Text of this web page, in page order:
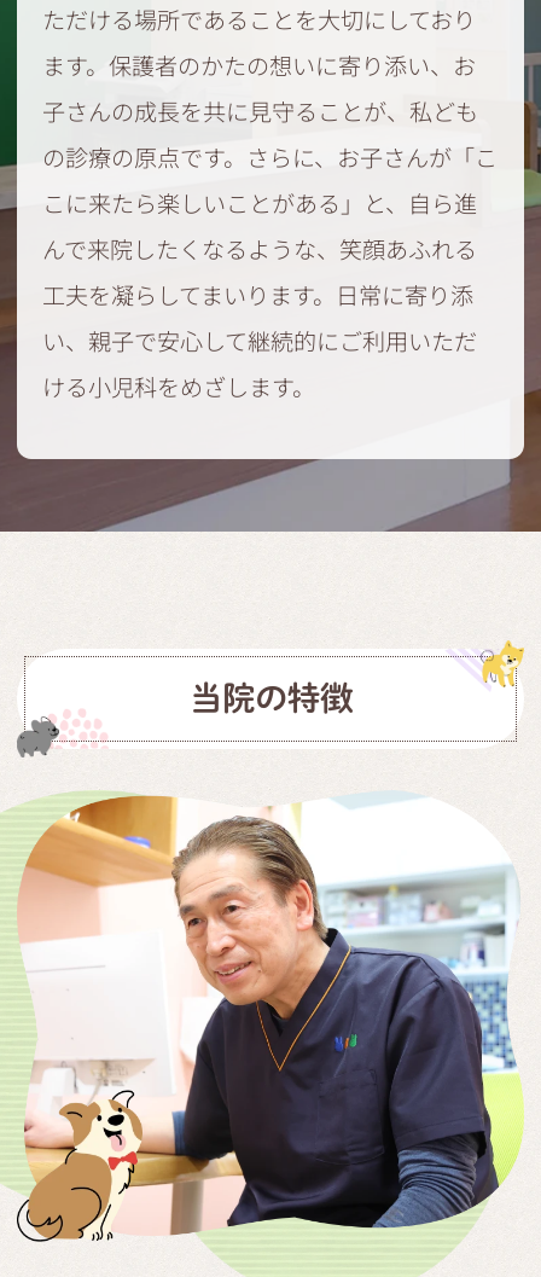
ただける場所であることを大切にしており
ます。保護者のかたの想いに寄り添い、お
子さんの成長を共に見守ることが、私ども
の診療の原点です。さらに、お子さんが「こ
こに来たら楽しいことがある」と、自ら進
んで来院したくなるような、笑顔あふれる
工夫を凝らしてまいります。日常に寄り添
い、親子で安心して継続的にご利用いただ
ける小児科をめざします。
当院の特徴